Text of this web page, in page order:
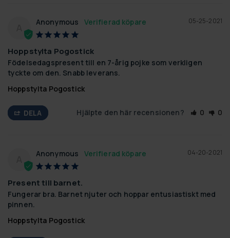
05-25-2021
Anonymous
Hoppstylta Pogostick
Födelsedagspresent till en 7-årig pojke som verkligen
tyckte om den. Snabb leverans.
Hoppstylta Pogostick
DELA Hjälpte den här recensionen? 0 0
04-20-2021
Anonymous
Present till barnet.
Fungerar bra. Barnet njuter och hoppar entusiastiskt med
pinnen.
Hoppstylta Pogostick